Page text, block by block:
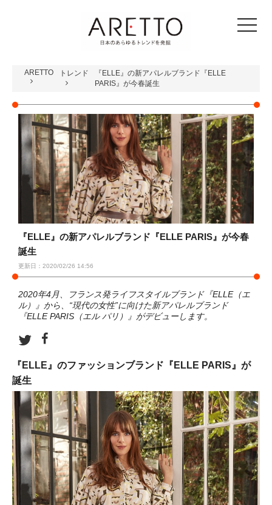
toggle
ARETTO トレンド
『ELLE』の新アパレルブランド『ELLE
PARIS』が今春誕生
『ELLE』の新アパレルブランド『ELLE PARIS』が今春
誕生
更新日：2020/02/26 14:56
2020年4月、フランス発ライフスタイルブランド『ELLE（エ
ル）』から、“現代の女性”に向けた新アパレルブランド
『ELLE PARIS（エル パリ）』がデビューします。
『ELLE』のファッションブランド『ELLE PARIS』が
誕生